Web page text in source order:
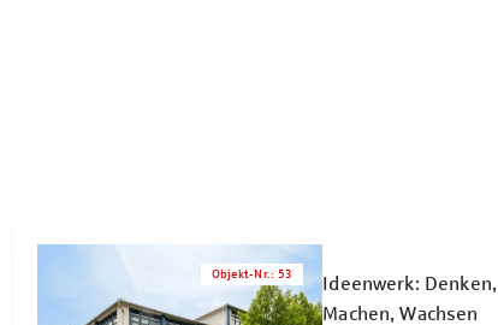
Objekt-Nr.: 53
Ideenwerk: Denken,
Machen, Wachsen